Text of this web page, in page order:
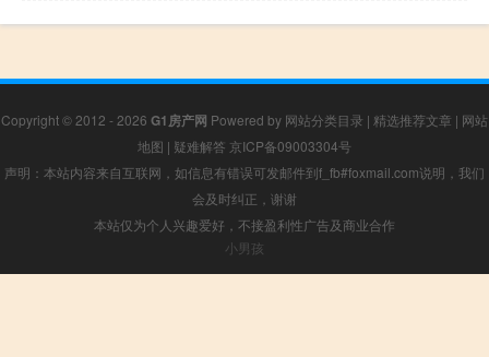
Copyright © 2012 - 2026 G1房产网 Powered by 网站分类目录 | 精选推荐文章 | 网站
地图 | 疑难解答 京ICP备09003304号
声明：本站内容来自互联网，如信息有错误可发邮件到f_fb#foxmail.com说明，我们
会及时纠正，谢谢
本站仅为个人兴趣爱好，不接盈利性广告及商业合作
小男孩